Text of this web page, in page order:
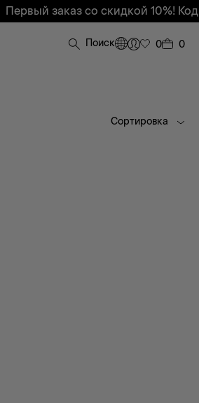
Первый заказ со скидкой 10%! Код:
Поиск 0 0
Сортировка